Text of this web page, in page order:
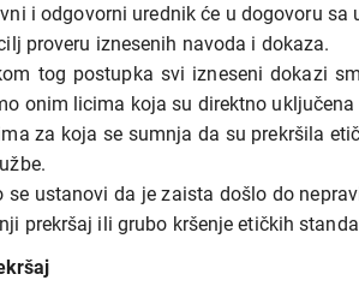
i odgovorni urednik će u dogovoru
proveru iznesenih navoda i dokaza.
tog postupka svi izneseni dokazi
onim licima koja su direktno uključena
za koja se sumnja da su prekršila
se ustanovi da je zaista došlo do
prekršaj ili grubo kršenje etičkih